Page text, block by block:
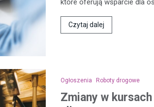
które oferują wsparcie dla
Czytaj dalej
Ogłoszenia Roboty drogowe
Zmiany w